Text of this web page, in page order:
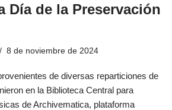
Día de la Preservación
8 de noviembre de 2024
de diversas reparticiones de
en la Biblioteca Central para
de Archivematica, plataforma